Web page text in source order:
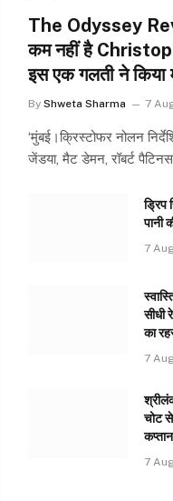
The Odyssey
कम नहीं है
इस एक गलती ने किया
By Shweta Sharma 7
‘मुंबई।क्रिस्टोफर नोलन
जेंडया, मैट डेमन, रॉबर्ट
ड्रिप
पानी
7
सीधी
का
7
चोट
कप्तान
7